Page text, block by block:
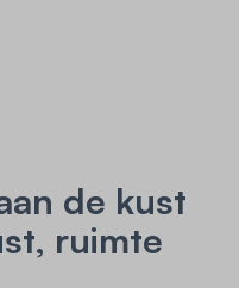
de kust
ruimte